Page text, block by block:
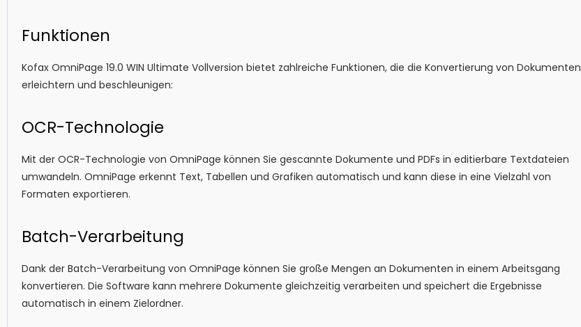
Funktionen
Kofax OmniPage 19.0 WIN Ultimate Vollversion bietet zahlreiche Funktionen, die die Konvertierung von Dokumenten
erleichtern und beschleunigen:
OCR-Technologie
Mit der OCR-Technologie von OmniPage können Sie gescannte Dokumente und PDFs in editierbare Textdateien
umwandeln. OmniPage erkennt Text, Tabellen und Grafiken automatisch und kann diese in eine Vielzahl von
Formaten exportieren.
Batch-Verarbeitung
Dank der Batch-Verarbeitung von OmniPage können Sie große Mengen an Dokumenten in einem Arbeitsgang
konvertieren. Die Software kann mehrere Dokumente gleichzeitig verarbeiten und speichert die Ergebnisse
automatisch in einem Zielordner.